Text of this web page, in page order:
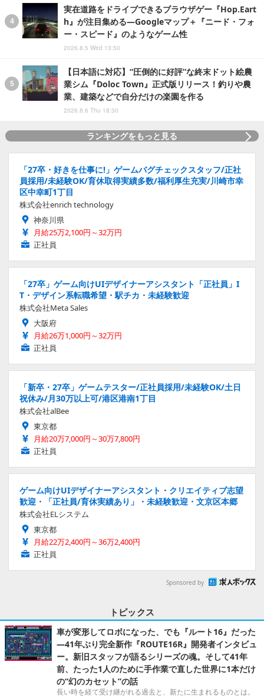
実在道路をドライブできるブラウザゲー『Hop.Eart
h』が注目集める―Googleマップ＋『ニード・フォ
ー・スピード』のようなゲーム性
2026.8.5 Wed 13:50
【日本語に対応】“圧倒的に好評”な終末ドット絵農
業シム『Doloc Town』正式版リリース！釣りや農
業、建築などで自分だけの楽園を作る
2026.8.6 Thu 18:30
ランキングをもっと見る
「27卒・好きを仕事に!」ゲームバグチェックスタッフ/正社
員採用/未経験OK/育休取得実績多数/福利厚生充実/川崎市幸
区中幸町1丁目
株式会社enrich technology
神奈川県
月給25万2,100円～32万円
正社員
「27卒」ゲーム向けUIデザイナーアシスタント「正社員」I
T・デザイン系転職希望・駅チカ・未経験歓迎
株式会社Meta Sales
大阪府
月給26万1,000円～32万円
正社員
「新卒・27卒」ゲームテスター/正社員採用/未経験OK/土日
祝休み/月30万以上可/港区港南1丁目
株式会社alBee
東京都
月給20万7,000円～30万7,800円
正社員
ゲーム向けUIデザイナーアシスタント・クリエイティブ志望
歓迎・「正社員/育休実績あり」・未経験歓迎・文京区本郷
株式会社ELシステム
東京都
月給22万2,400円～36万2,400円
正社員
Sponsored by
トピックス
車が変形してロボになった、でも『ルート16』だった
―41年ぶり完全新作『ROUTE16R』開発者インタビュ
ー。新旧スタッフが語るシリーズの魂。そして41年
前、たった1人のために手作業で直した世界に1本だけ
の“幻のカセット”の話
長い時を経て受け継がれる過去と、新たに生まれるものとは。